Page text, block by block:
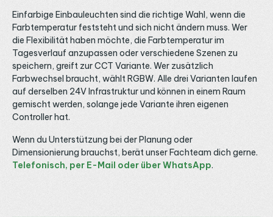
Einfarbige Einbauleuchten sind die richtige Wahl, wenn die
Farbtemperatur feststeht und sich nicht ändern muss. Wer
die Flexibilität haben möchte, die Farbtemperatur im
Tagesverlauf anzupassen oder verschiedene Szenen zu
speichern, greift zur CCT Variante. Wer zusätzlich
Farbwechsel braucht, wählt RGBW. Alle drei Varianten laufen
auf derselben 24V Infrastruktur und können in einem Raum
gemischt werden, solange jede Variante ihren eigenen
Controller hat.
Wenn du Unterstützung bei der Planung oder
Dimensionierung brauchst, berät unser Fachteam dich gerne.
Telefonisch, per E-Mail oder über WhatsApp.